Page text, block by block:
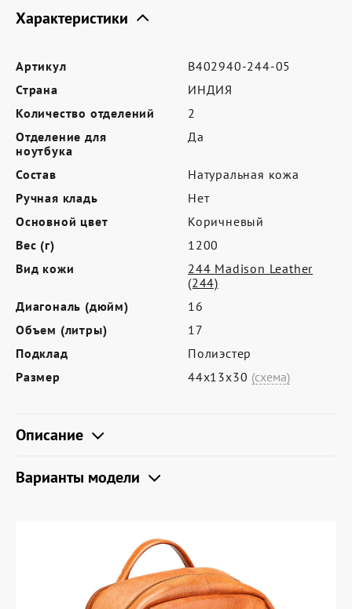
Условия доставки
Сертификат Dr.Koffer
Где купить
Партнерам
Контакты
Программа лояльности
Политика обработки персональных
данных
Характеристики
Артикул
B402940-244-05
Страна
ИНДИЯ
Количество отделений
2
Отделение для
ноутбука
Да
Состав
Натуральная кожа
Ручная кладь
Нет
Основной цвет
Коричневый
Вес (г)
1200
Вид кожи
244 Madison Leather
(244)
Диагональ (дюйм)
16
Объем (литры)
17
Подклад
Полиэстер
Размер
44х13х30 (схема)
Описание
Варианты модели